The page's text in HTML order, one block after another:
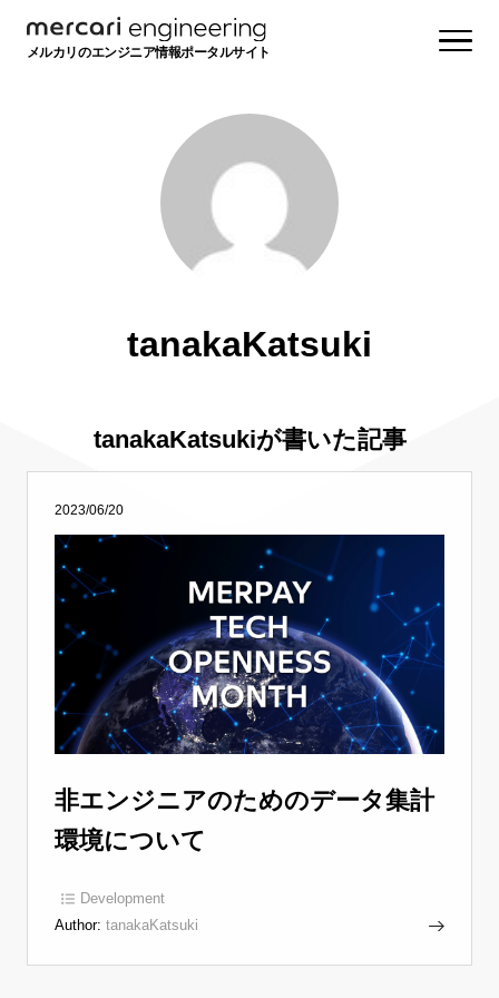
メルカリのエンジニア情報ポータルサイト
tanakaKatsuki
tanakaKatsukiが書いた記事
2023/06/20
非エンジニアのためのデータ集計
環境について
Development
Author: tanakaKatsuki